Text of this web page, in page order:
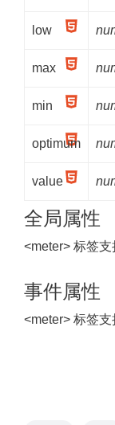
low
max
min
optimum
value
全局属性
<meter> 标签支
事件属性
<meter> 标签支